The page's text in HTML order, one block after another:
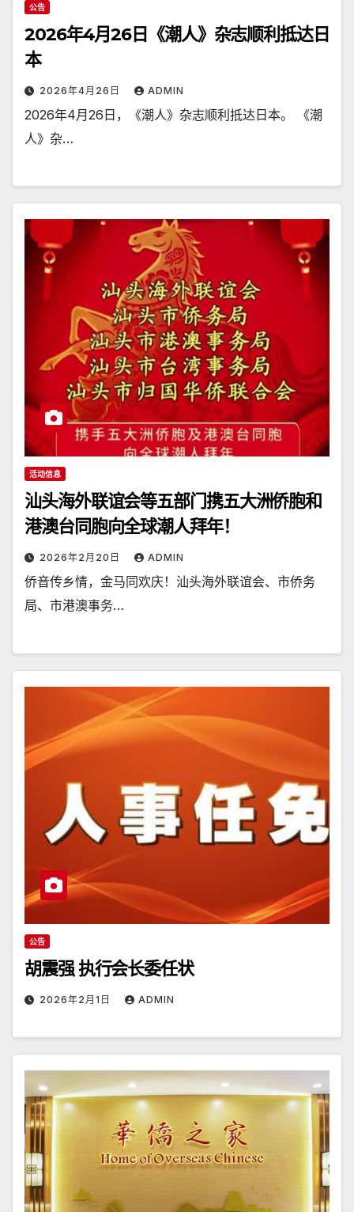
公告
2026年4月26日《潮人》杂志顺利抵达日
本
2026年4月26日 ADMIN
2026年4月26日，《潮人》杂志顺利抵达日本。 《潮
人》杂…
活动信息
汕头海外联谊会等五部门携五大洲侨胞和
港澳台同胞向全球潮人拜年！
2026年2月20日 ADMIN
侨音传乡情，金马同欢庆！汕头海外联谊会、市侨务
局、市港澳事务…
公告
胡震强 执行会长委任状
2026年2月1日 ADMIN